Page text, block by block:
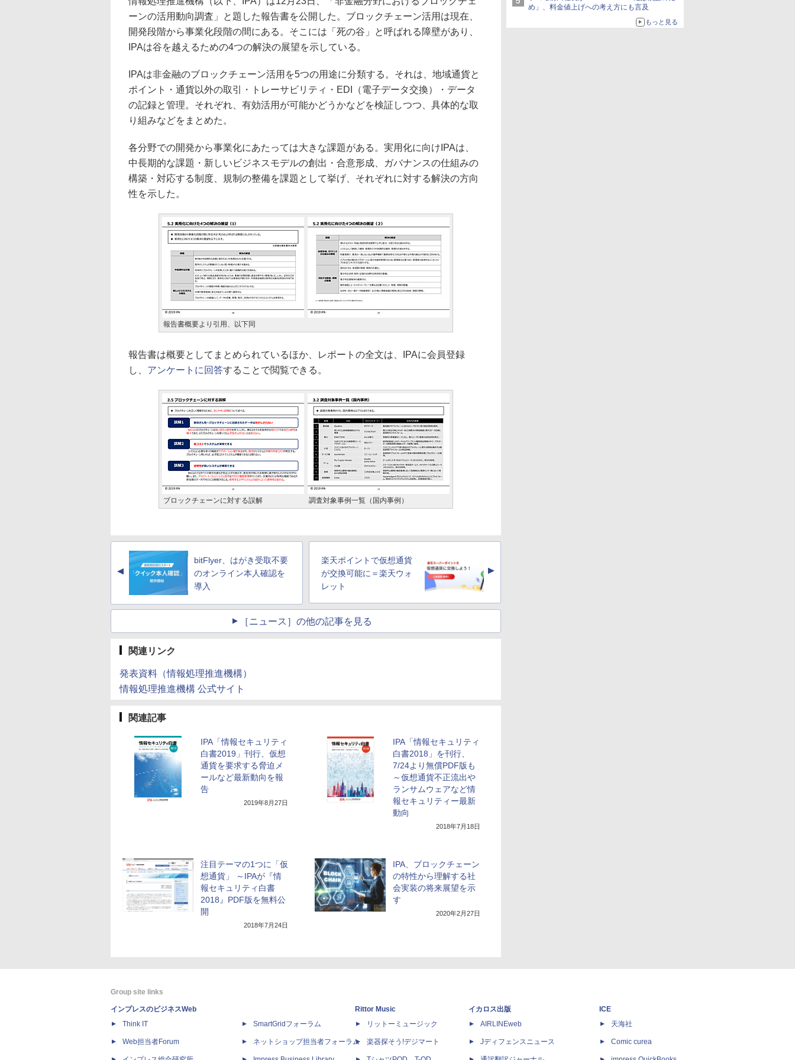
め」、料金値上げへの考え方にも言及
もっと見る
ーンの活用動向調査」と題した報告書を公開した。ブロックチェーン活用は現在、
開発段階から事業化段階の間にある。そこには「死の谷」と呼ばれる障壁があり、
IPAは谷を越えるための4つの解決の展望を示している。
IPAは非金融のブロックチェーン活用を5つの用途に分類する。それは、地域通貨と
ポイント・通貨以外の取引・トレーサビリティ・EDI（電子データ交換）・データ
の記録と管理。それぞれ、有効活用が可能かどうかなどを検証しつつ、具体的な取
り組みなどをまとめた。
各分野での開発から事業化にあたっては大きな課題がある。実用化に向けIPAは、
中長期的な課題・新しいビジネスモデルの創出・合意形成、ガバナンスの仕組みの
構築・対応する制度、規制の整備を課題として挙げ、それぞれに対する解決の方向
性を示した。
報告書概要より引用、以下同
報告書は概要としてまとめられているほか、レポートの全文は、IPAに会員登録
し、 アンケートに回答することで閲覧できる。
ブロックチェーンに対する誤解 調査対象事例⼀覧（国内事例）
▲
bitFlyer、はがき受取不要
のオンライン本人確認を
導入
楽天ポイントで仮想通貨
が交換可能に＝楽天ウォ
レット
▲
［ニュース］の他の記事を見る
関連リンク
発表資料（情報処理推進機構）
情報処理推進機構 公式サイト
関連記事
IPA「情報セキュリティ
白書2019」刊行、仮想
通貨を要求する脅迫メ
ールなど最新動向を報
告
2019年8月27日
IPA「情報セキュリティ
白書2018」を刊行、
7/24より無償PDF版も
～仮想通貨不正流出や
ランサムウェアなど情
報セキュリティー最新
動向
2018年7月18日
注目テーマの1つに「仮
想通貨」 ～IPAが『情
報セキュリティ白書
2018』PDF版を無料公
開
2018年7月24日
IPA、ブロックチェーン
の特性から理解する社
会実装の将来展望を示
す
2020年2月27日
Group site links
インプレスのビジネスWeb
Think IT
Web担当者Forum
SmartGridフォーラム
ネットショップ担当者フォーラム
Rittor Music
リットーミュージック
楽器探そう!デジマート
イカロス出版
AIRLINEweb
Jディフェンスニュース
ICE
天海社
Comic curea